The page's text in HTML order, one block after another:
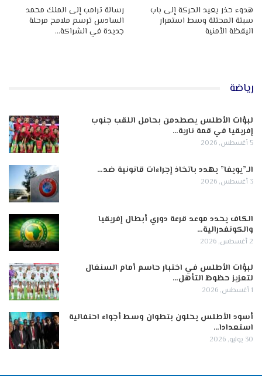
هدوء حذر يعيد الحركة إلى باب
سبتة المحتلة وسط استمرار
اليقظة الأمنية
رسالة ترامب إلى الملك محمد
السادس ترسم ملامح مرحلة
جديدة في الشراكة…
رياضة
لبؤات الأطلس يصطدمن بحامل اللقب جنوب
إفريقيا في قمة نارية…
5 أغسطس, 2026
الـ”يويفا” يهدد باتخاذ إجراءات قانونية ضد…
3 أغسطس, 2026
الكاف يحدد موعد قرعة دوري أبطال إفريقيا
والكونفدرالية…
2 أغسطس, 2026
لبؤات الأطلس في اختبار حاسم أمام السنغال
لتعزيز حظوظ التأهل…
1 أغسطس, 2026
أسود الأطلس يحلون بتطوان وسط أجواء احتفالية
استعدادا…
30 يوليو, 2026